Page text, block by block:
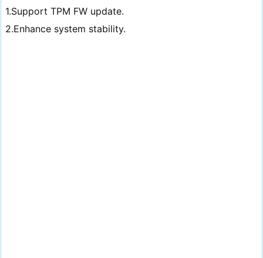
1.Support TPM FW update.
2.Enhance system stability.